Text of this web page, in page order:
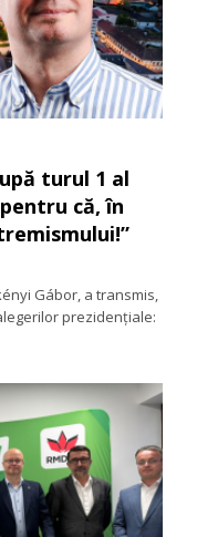
turul 1 al
că, în
Gábor, a transmis,
prezidențiale: